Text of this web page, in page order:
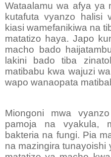
Wataalamu wa afya ya
kutafuta vyanzo halisi
kiasi wamefanikiwa na
matatizo haya. Japo
macho bado
lakini bado tiba
matibabu kwa wajuzi
wapo wanaopata
Miongoni mwa
pamoja na vyakula,
bakteria na fungi. Pia
na mazingira